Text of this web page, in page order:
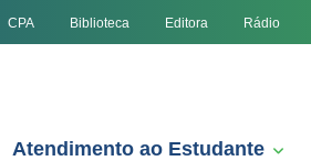
CPA Biblioteca Editora Rádio
Atendimento ao Estudante